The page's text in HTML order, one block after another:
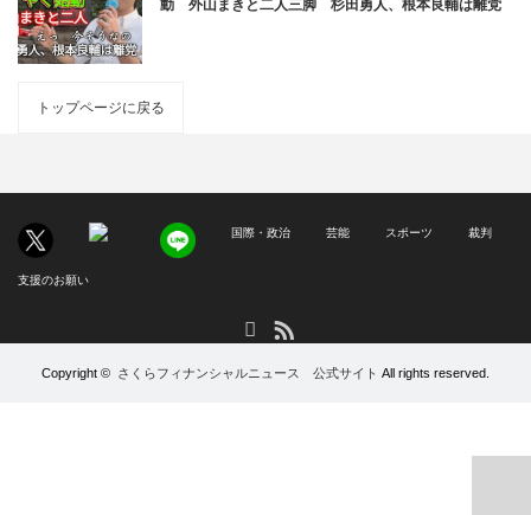
動 外山まきと二人三脚 杉田勇人、根本良輔は離党
トップページに戻る
国際・政治 芸能 スポーツ 裁判
支援のお願い
X
Copyright © さくらフィナンシャルニュース 公式サイト All rights reserved.